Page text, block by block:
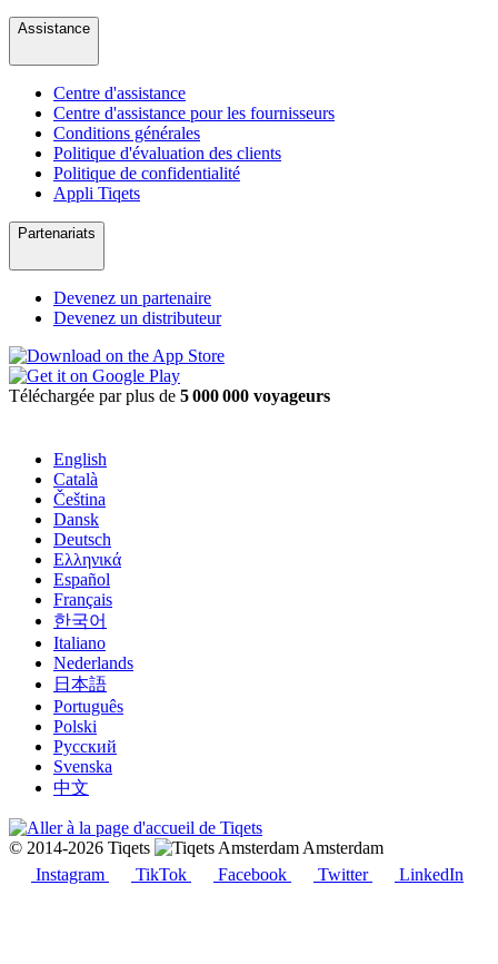
Assistance
Centre d'assistance
Centre d'assistance pour les fournisseurs
Conditions générales
Politique d'évaluation des clients
Politique de confidentialité
Appli Tiqets
Partenariats
Devenez un partenaire
Devenez un distributeur
Téléchargée par plus de 5 000 000 voyageurs
English
Català
Čeština
Dansk
Deutsch
Ελληνικά
Español
Français
한국어
Italiano
Nederlands
日本語
Português
Polski
Русский
Svenska
中文
© 2014-2026 Tiqets
Amsterdam
Instagram
TikTok Facebook Twitter LinkedIn